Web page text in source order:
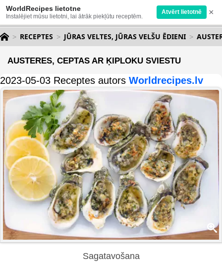
WorldRecipes lietotne
Instalējiet mūsu lietotni, lai ātrāk piekļūtu receptēm.
Atvērt lietotnē ×
RECEPTES JŪRAS VELTES, JŪRAS VELŠU ĒDIENI
AUSTERES, CEPTAS AR ĶIPLOKU SVIESTU
2023-05-03 Receptes autors Worldrecipes.lv
Sagatavošana